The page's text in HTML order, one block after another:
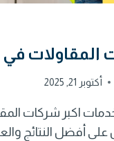
المقاولات في
أكتوبر 21, 2025
اكبر شركات
أفضل النتائج